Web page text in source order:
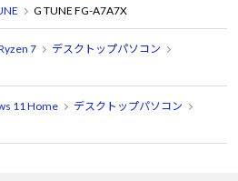
G TUNE FG-A7A7X
7
デスクトップパソコン
11 Home
デスクトップパソコン